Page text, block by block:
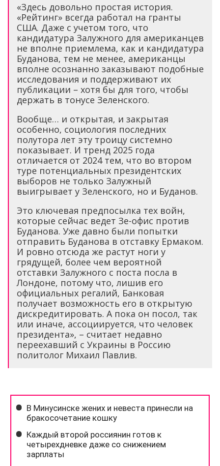
«Здесь довольно простая история.
«Рейтинг» всегда работал на гранты
США. Даже с учетом того, что
кандидатура Залужного для американцев
не вполне приемлема, как и кандидатура
Буданова, тем не менее, американцы
вполне осознанно заказывают подобные
исследования и поддерживают их
публикации – хотя бы для того, чтобы
держать в тонусе Зеленского.
Вообще… и открытая, и закрытая
особенно, социология последних
полутора лет эту троицу системно
показывает. И тренд 2025 года
отличается от 2024 тем, что во втором
туре потенциальных президентских
выборов не только Залужный
выигрывает у Зеленского, но и Буданов.
Это ключевая предпосылка тех войн,
которые сейчас ведет Зе-офис против
Буданова. Уже давно были попытки
отправить Буданова в отставку Ермаком.
И ровно отсюда же растут ноги у
грядущей, более чем вероятной
отставки Залужного с поста посла в
Лондоне, потому что, лишив его
официальных регалий, Банковая
получает возможность его в открытую
дискредитировать. А пока он посол, так
или иначе, ассоциируется, что человек
президента», – считает недавно
переехавший с Украины в Россию
политолог Михаил Павлив.